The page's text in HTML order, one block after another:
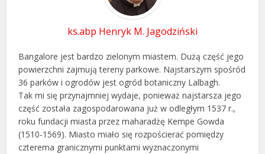
ks.abp Henryk M. Jagodziński
Bangalore jest bardzo zielonym miastem. Dużą część jego
powierzchni zajmują tereny parkowe. Najstarszym spośród
36 parków i ogrodów jest ogród botaniczny Lalbagh.
Tak mi się przynajmniej wydaje, ponieważ najstarsza jego
część została zagospodarowana już w odległym 1537 r.,
roku fundacji miasta przez maharadżę Kempe Gowda
(1510-1569). Miasto miało się rozpościerać pomiędzy
czterema granicznymi punktami wyznaczonymi